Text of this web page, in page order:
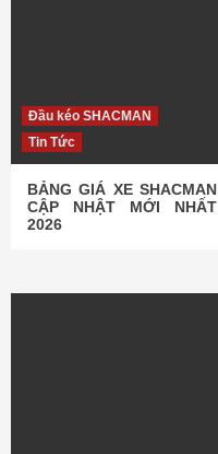
Đầu kéo SHACMAN
Tin Tức
BẢNG GIÁ XE SHACMAN
CẬP NHẬT MỚI NHẤT
2026